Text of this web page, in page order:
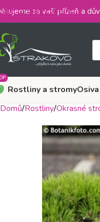
Skip to main content
za vaši přízeň a
Rostliny a stromy
Domů Rostliny Okrasné